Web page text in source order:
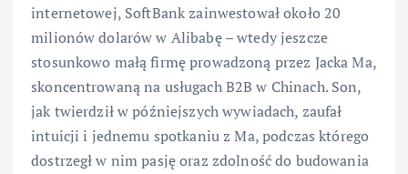
internetowej, SoftBank zainwestował około 20
milionów dolarów w Alibabę – wtedy jeszcze
stosunkowo małą firmę prowadzoną przez Jacka Ma,
skoncentrowaną na usługach B2B w Chinach. Son,
jak twierdził w późniejszych wywiadach, zaufał
intuicji i jednemu spotkaniu z Ma, podczas którego
dostrzegł w nim pasję oraz zdolność do budowania